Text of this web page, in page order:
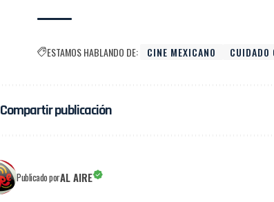
ESTAMOS HABLANDO DE: CINE MEXICANO CUIDADO
Compartir publicación
Publicado porAL AIRE